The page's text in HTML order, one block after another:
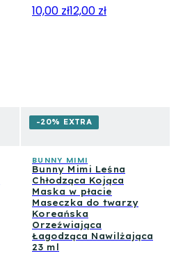
10,00 zł12,00 zł
-20% EXTRA
BUNNY MIMI
Bunny Mimi Leśna
Chłodząca Kojąca
Maska w płacie
Maseczka do twarzy
Koreańska
Orzeźwiająca
Łagodząca Nawilżająca
23 ml